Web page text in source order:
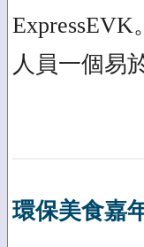
人員一個易
環保美食嘉